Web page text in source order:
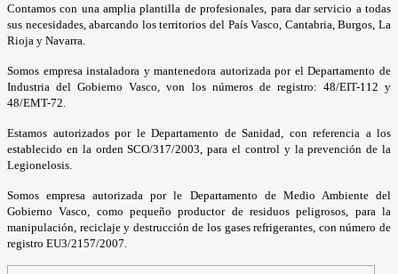
Contamos con una amplia plantilla de profesionales, para dar servicio a todas
sus necesidades, abarcando los territorios del País Vasco, Cantabria, Burgos, La
Rioja y Navarra.
Somos empresa instaladora y mantenedora autorizada por el Departamento de
Industria del Gobierno Vasco, von los números de registro: 48/EIT-112 y
48/EMT-72.
Estamos autorizados por le Departamento de Sanidad, con referencia a los
establecido en la orden SCO/317/2003, para el control y la prevención de la
Legionelosis.
Somos empresa autorizada por le Departamento de Medio Ambiente del
Gobierno Vasco, como pequeño productor de residuos peligrosos, para la
manipulación, reciclaje y destrucción de los gases refrigerantes, con número de
registro EU3/2157/2007.